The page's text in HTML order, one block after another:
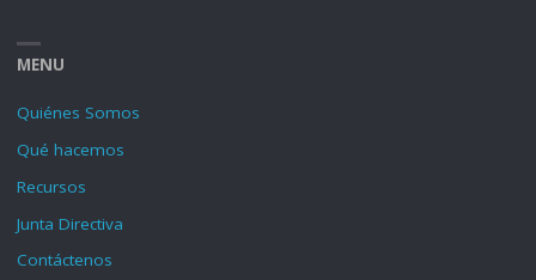
MENU
Quiénes Somos
Qué hacemos
Recursos
Junta Directiva
Contáctenos